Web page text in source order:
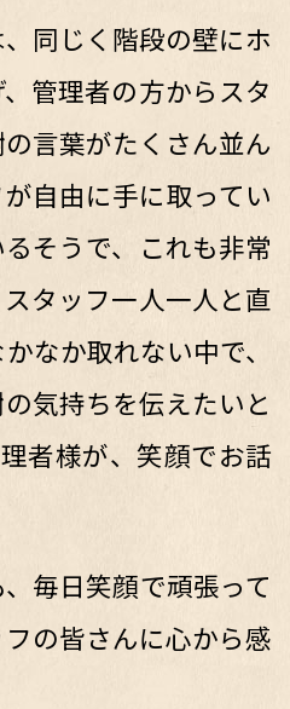
同じく階段の壁にホ
管理者の方からスタ
言葉がたくさん並ん
自由に手に取ってい
そうで、これも非常
タッフ一人一人と直
なか取れない中で、
気持ちを伝えたいと
者様が、笑顔でお話
毎日笑顔で頑張って
の皆さんに心から感